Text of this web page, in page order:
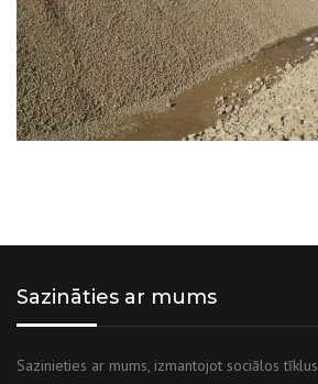
Sazināties ar mums
Sazinieties ar mums, izmantojot sociālos tīklus